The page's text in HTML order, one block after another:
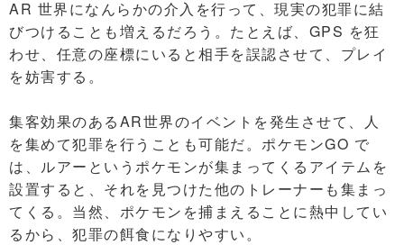
AR 世界になんらかの介入を行って、現実の犯罪に結
びつけることも増えるだろう。たとえば、GPS を狂
わせ、任意の座標にいると相手を誤認させて、プレイ
を妨害する。
集客効果のあるAR世界のイベントを発生させて、人
を集めて犯罪を行うことも可能だ。ポケモンGO で
は、ルアーというポケモンが集まってくるアイテムを
設置すると、それを見つけた他のトレーナーも集まっ
てくる。当然、ポケモンを捕まえることに熱中してい
るから、犯罪の餌食になりやすい。